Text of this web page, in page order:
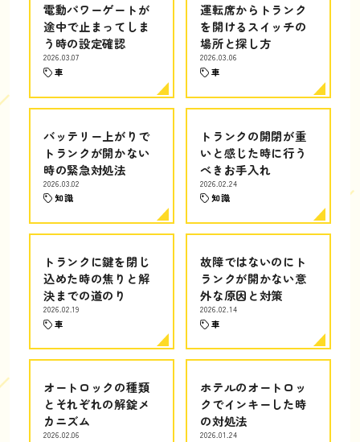
電動パワーゲートが
途中で止まってしま
う時の設定確認
2026.03.07
車
運転席からトランク
を開けるスイッチの
場所と探し方
2026.03.06
車
バッテリー上がりで
トランクが開かない
時の緊急対処法
2026.03.02
知識
トランクの開閉が重
いと感じた時に行う
べきお手入れ
2026.02.24
知識
トランクに鍵を閉じ
込めた時の焦りと解
決までの道のり
2026.02.19
車
故障ではないのにト
ランクが開かない意
外な原因と対策
2026.02.14
車
オートロックの種類
とそれぞれの解錠メ
カニズム
2026.02.06
ホテルのオートロッ
クでインキーした時
の対処法
2026.01.24